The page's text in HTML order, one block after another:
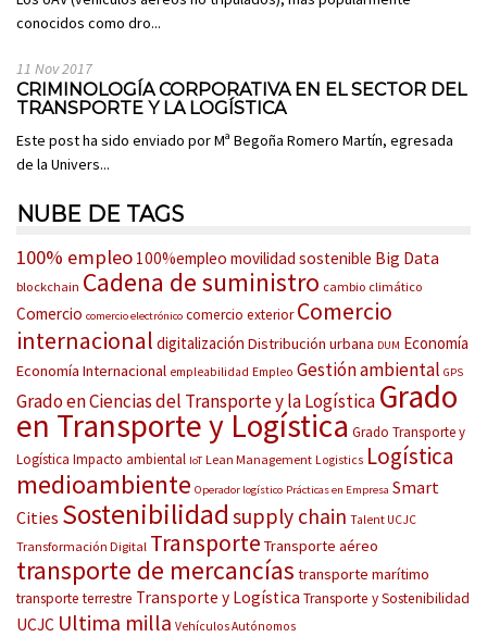
conocidos como dro...
11 Nov 2017
CRIMINOLOGÍA CORPORATIVA EN EL SECTOR DEL
TRANSPORTE Y LA LOGÍSTICA
Este post ha sido enviado por Mª Begoña Romero Martín, egresada
de la Univers...
NUBE DE TAGS
100% empleo 100%empleo movilidad sostenible Big Data
blockchain Cadena de suministro cambio climático
Comercio comercio electrónico comercio exterior Comercio
internacional digitalización Distribución urbana DUM Economía
Economía Internacional empleabilidad Empleo Gestión ambiental GPS
Grado en Ciencias del Transporte y la Logística Grado
en Transporte y Logística Grado Transporte y
Logística Impacto ambiental IoT Lean Management Logistics Logística
medioambiente Operador logístico Prácticas en Empresa Smart
Cities Sostenibilidad supply chain Talent UCJC
Transformación Digital Transporte Transporte aéreo
transporte de mercancías transporte marítimo
transporte terrestre Transporte y Logística Transporte y Sostenibilidad
UCJC Ultima milla Vehículos Autónomos